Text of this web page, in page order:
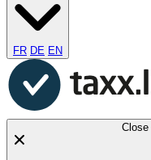
FR DE EN
Close